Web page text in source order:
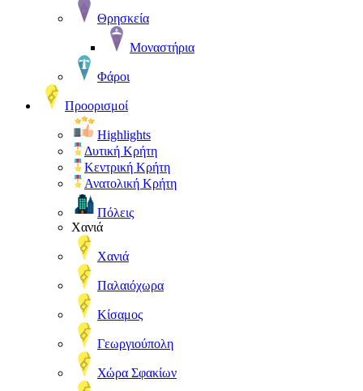
Θρησκεία
Μοναστήρια
Φάροι
Προορισμοί
Highlights
Δυτική Κρήτη
Κεντρική Κρήτη
Ανατολική Κρήτη
Πόλεις
Χανιά
Χανιά
Παλαιόχωρα
Κίσαμος
Γεωργιούπολη
Χώρα Σφακίων